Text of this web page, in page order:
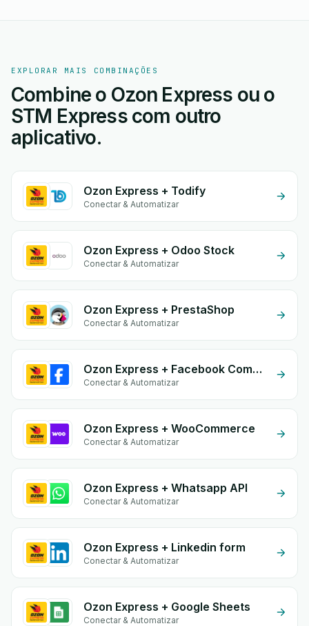
EXPLORAR MAIS COMBINAÇÕES
Combine o Ozon Express ou o
STM Express com outro
aplicativo.
Ozon Express + Todify
Conectar & Automatizar
Ozon Express + Odoo Stock
Conectar & Automatizar
Ozon Express + PrestaShop
Conectar & Automatizar
Ozon Express + Facebook Comments
Conectar & Automatizar
Ozon Express + WooCommerce
Conectar & Automatizar
Ozon Express + Whatsapp API
Conectar & Automatizar
Ozon Express + Linkedin form
Conectar & Automatizar
Ozon Express + Google Sheets
Conectar & Automatizar